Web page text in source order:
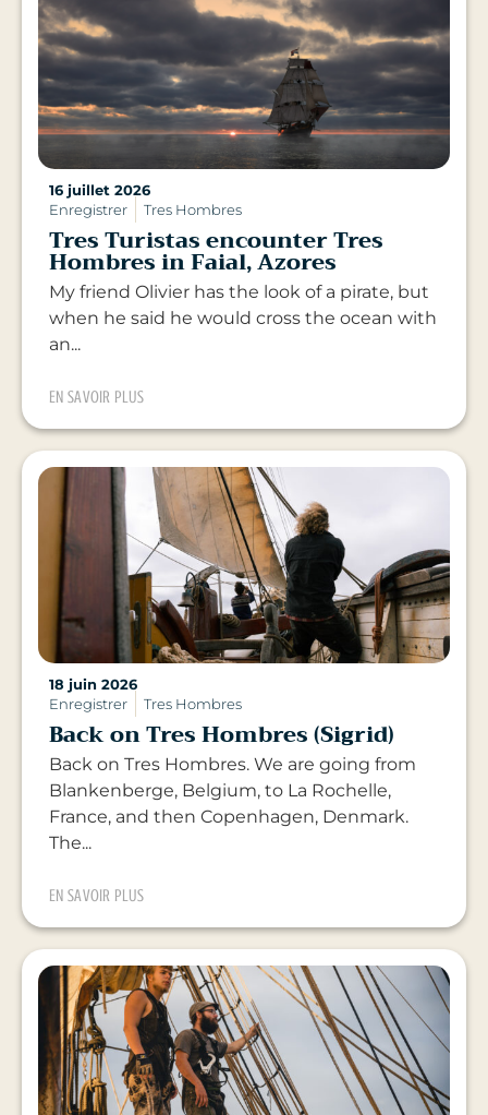
16 juillet 2026
Enregistrer
Tres Hombres
Tres Turistas encounter Tres
Hombres in Faial, Azores
My friend Olivier has the look of a pirate, but
when he said he would cross the ocean with
an...
EN SAVOIR PLUS
18 juin 2026
Enregistrer
Tres Hombres
Back on Tres Hombres (Sigrid)
Back on Tres Hombres. We are going from
Blankenberge, Belgium, to La Rochelle,
France, and then Copenhagen, Denmark.
The...
EN SAVOIR PLUS